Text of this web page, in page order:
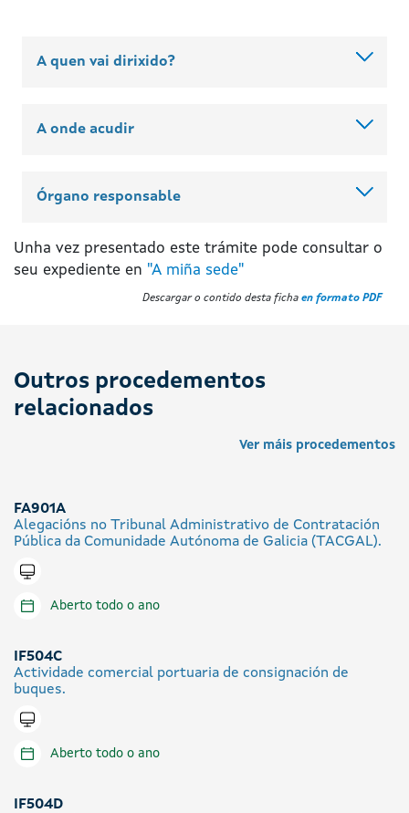
A quen vai dirixido?
A onde acudir
Órgano responsable
Unha vez presentado este trámite pode consultar o
seu expediente en "A miña sede"
Descargar o contido desta ficha en formato PDF
Outros procedementos
relacionados
Ver máis procedementos
FA901A
Alegacións no Tribunal Administrativo de Contratación
Pública da Comunidade Autónoma de Galicia (TACGAL).
Tramitar en liña
Aberto todo o ano
IF504C
Actividade comercial portuaria de consignación de
buques.
Tramitar en liña
Aberto todo o ano
IF504D